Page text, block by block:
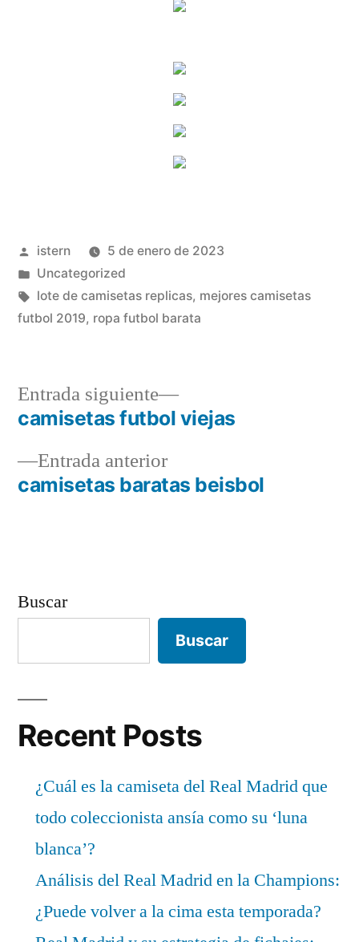
Publicado
por
istern
5 de enero de 2023
Publicado
en
Uncategorized
Etiquetas:
lote de camisetas replicas, mejores camisetas
futbol 2019, ropa futbol barata
Navegación
deEntrada anteriorEntrada
anterior:
camisetas baratas beisbol
Entrada siguiente
Entrada
siguiente:
camisetas futbol viejas
Buscar
Buscar
Recent Posts
¿Cuál es la camiseta del Real Madrid que
todo coleccionista ansía como su ‘luna
blanca’?
Análisis del Real Madrid en la Champions:
¿Puede volver a la cima esta temporada?